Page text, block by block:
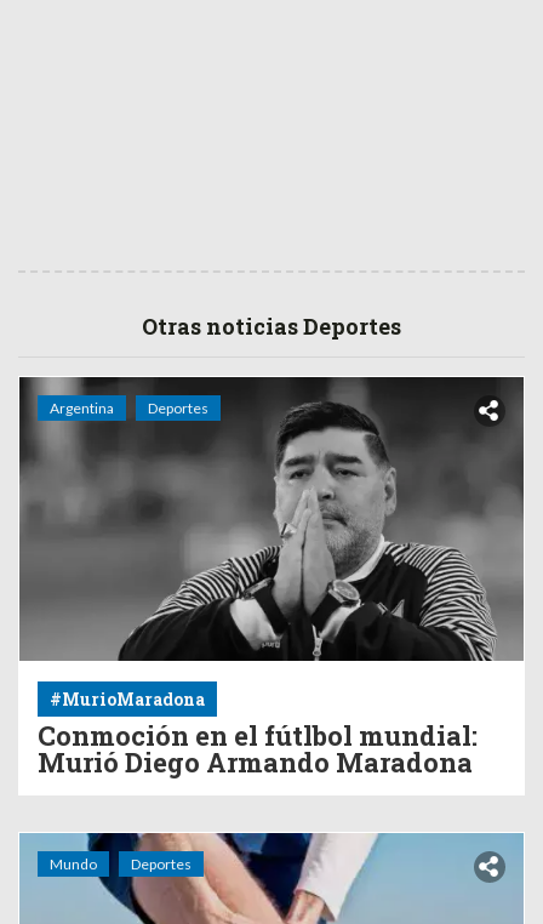
Otras noticias Deportes
Argentina Deportes
#MurioMaradona
Conmoción en el fútlbol mundial:
Murió Diego Armando Maradona
Mundo Deportes